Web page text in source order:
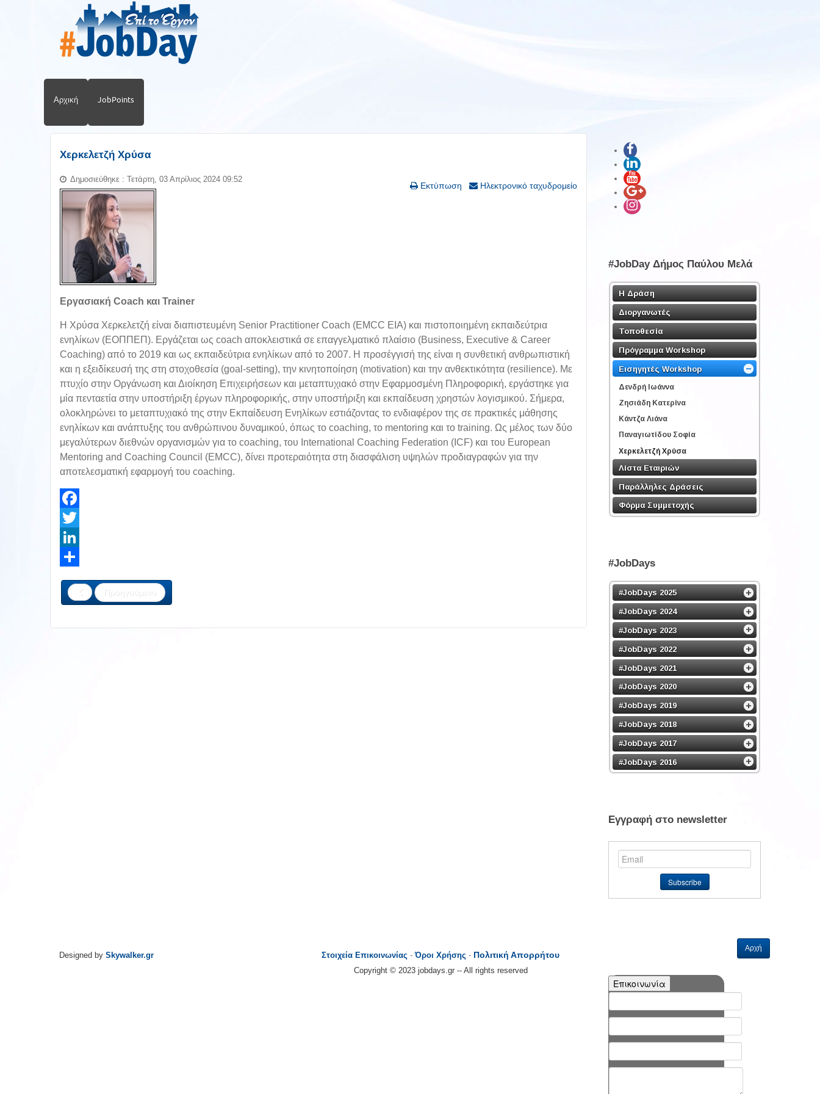
Αρχική JobPoints
Χερκελετζή Χρύσα
Εκτύπωση Ηλεκτρονικό ταχυδρομείο
Δημοσιεύθηκε : Τετάρτη, 03 Απρίλιος 2024 09:52
Εργασιακή Coach και Trainer
Η Χρύσα Χερκελετζή είναι διαπιστευμένη Senior Practitioner Coach (EMCC ΕΙΑ) και πιστοποιημένη εκπαιδεύτρια
ενηλίκων (ΕΟΠΠΕΠ). Εργάζεται ως coach αποκλειστικά σε επαγγελματικό πλαίσιο (Business, Executive & Career
Coaching) από το 2019 και ως εκπαιδεύτρια ενηλίκων από το 2007. Η προσέγγισή της είναι η συνθετική ανθρωπιστική
και η εξειδίκευσή της στη στοχοθεσία (goal-setting), την κινητοποίηση (motivation) και την ανθεκτικότητα (resilience). Με
πτυχίο στην Οργάνωση και Διοίκηση Επιχειρήσεων και μεταπτυχιακό στην Εφαρμοσμένη Πληροφορική, εργάστηκε για
μία πενταετία στην υποστήριξη έργων πληροφορικής, στην υποστήριξη και εκπαίδευση χρηστών λογισμικού. Σήμερα,
ολοκληρώνει το μεταπτυχιακό της στην Εκπαίδευση Ενηλίκων εστιάζοντας το ενδιαφέρον της σε πρακτικές μάθησης
ενηλίκων και ανάπτυξης του ανθρώπινου δυναμικού, όπως το coaching, το mentoring και το training. Ως μέλος των δύο
μεγαλύτερων διεθνών οργανισμών για το coaching, του International Coaching Federation (ICF) και του European
Mentoring and Coaching Council (EMCC), δίνει προτεραιότητα στη διασφάλιση υψηλών προδιαγραφών για την
αποτελεσματική εφαρμογή του coaching.
Facebook
Twitter
LinkedIn
Προηγούμενο
#JobDay Δήμος Παύλου Μελά
Η Δράση
Διοργανωτές
Τοποθεσία
Πρόγραμμα Workshop
Εισηγητές Workshop
Δενδρή Ιωάννα
Ζησιάδη Κατερίνα
Κάντζα Λιάνα
Παναγιωτίδου Σοφία
Χερκελετζή Χρύσα
Λίστα Εταιριών
Παράλληλες Δράσεις
Φόρμα Συμμετοχής
#JobDays
#JobDays 2025
#JobDays 2024
#JobDays 2023
#JobDays 2022
#JobDays 2021
#JobDays 2020
#JobDays 2019
#JobDays 2018
#JobDays 2017
#JobDays 2016
Εγγραφή στο newsletter
Designed by Skywalker.gr Στοιχεία Επικοινωνίας -Όροι Χρήσης - Πολιτική Απορρήτου
Copyright © 2023 jobdays.gr -- All rights reserved
Αρχή